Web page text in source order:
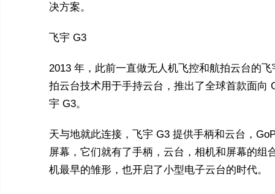
决方案。
飞宇 G3
2013 年，此前一直做无人机飞控和航拍云台的
拍云台技术用于手持云台，推出了全球首款面向
宇 G3。
天与地就此连接，飞宇 G3 提供手柄和云台，
屏幕，它们就有了手柄，云台，相机和屏幕的组
机最早的雏形，也开启了小型电子云台的时代。